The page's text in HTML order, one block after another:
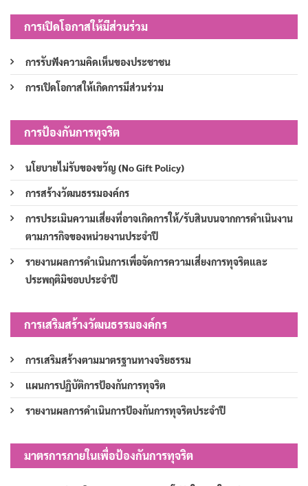
การเปิดโอกาสให้มีส่วนร่วม
การรับฟังความคิดเห็นของประชาชน
การเปิดโอกาสให้เกิดการมีส่วนร่วม
การป้องกันการทุจริต
นโยบายไม่รับของขวัญ (No Gift Policy)
การสร้างวัฒนธรรมองค์กร
การประเมินความเสี่ยงที่อาจเกิดการให้/รับสินบนจากการดำเนินงาน
ตามภารกิจของหน่วยงานประจำปี
รายงานผลการดำเนินการเพื่อจัดการความเสี่ยงการทุจริตและ
ประพฤติมิชอบประจำปี
การเสริมสร้างวัฒนธรรมองค์กร
การเสริมสร้างตามมาตรฐานทางจริยธรรม
แผนการปฏิบัติการป้องกันการทุจริต
รายงานผลการดำเนินการป้องกันการทุจริตประจำปี
มาตรการภายในเพื่อป้องกันการทุจริต